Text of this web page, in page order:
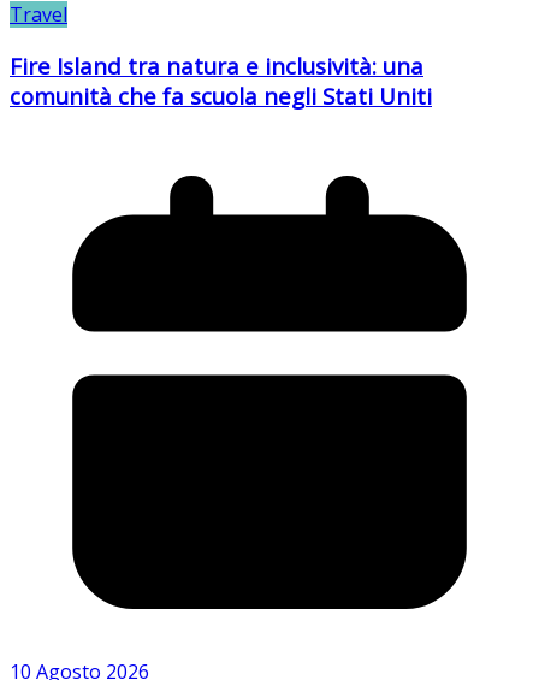
Travel
Fire Island tra natura e inclusività: una
comunità che fa scuola negli Stati Uniti
10 Agosto 2026